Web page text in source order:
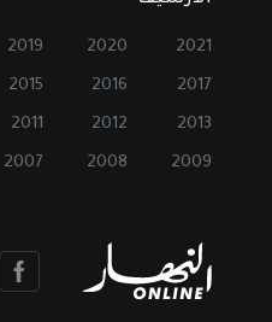
2021
2020
2019
2017
2016
2015
2013
2012
2011
2009
2008
2007